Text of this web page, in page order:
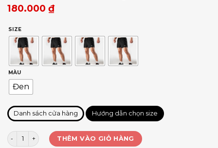
180.000 ₫
SIZE
MÀU
Đen
Danh sách cửa hàng Hướng dẫn chọn size
Quần đùi dù nam Running Yolo số lượng
THÊM VÀO GIỎ HÀNG